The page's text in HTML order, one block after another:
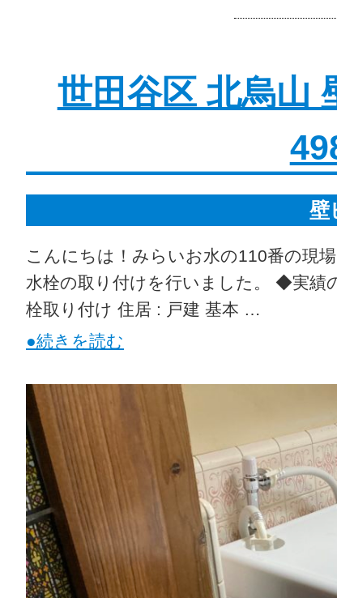
世田谷区 北烏山
壁
こんにちは！みらいお水の110番の現
水栓の取り付けを行いました。 ◆実績
栓取り付け 住居 : 戸建 基本 …
●続きを読む